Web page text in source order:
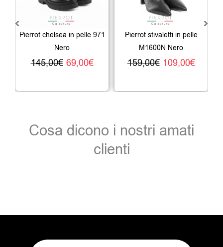
Pierrot chelsea in pelle 971
Nero
145,00€
145,00€.
69,00€
Pierrot stivaletti in pelle
M1600N Nero
159,00€
159,00€.
109,00€
Cosa dicono i nostri amati
clienti